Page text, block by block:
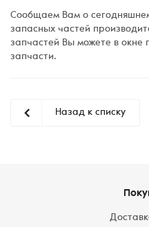
Сообщаем Вам о
запасных частей
запчастей Вы можете в окне
запчасти.
Назад к списку